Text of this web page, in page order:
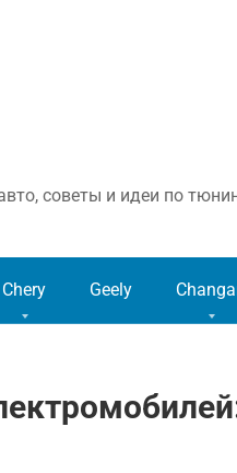
советы и идеи по
Chery Geely